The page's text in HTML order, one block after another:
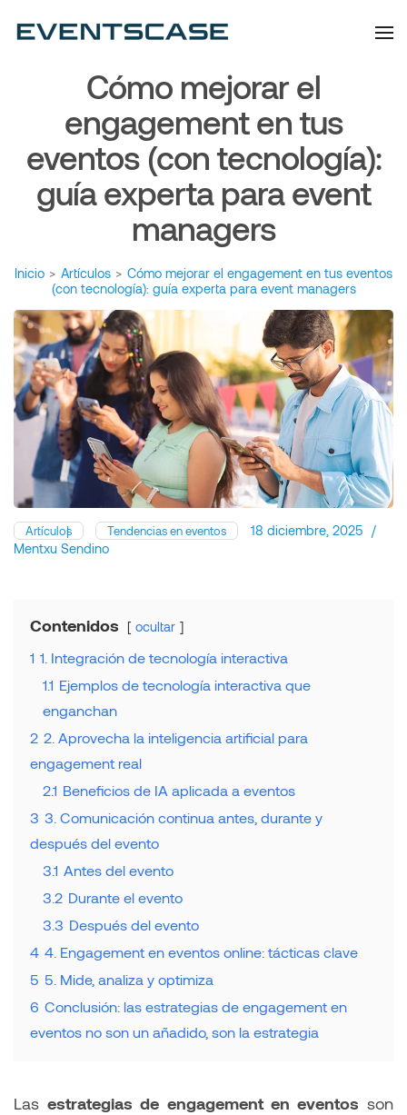
Cómo mejorar el
engagement en tus
eventos (con tecnología):
guía experta para event
managers
Inicio > Artículos > Cómo mejorar el engagement en tus eventos
(con tecnología): guía experta para event managers
Artículos Tendencias en eventos 18 diciembre, 2025
/
Mentxu Sendino
Contenidos ocultar
1 1. Integración de tecnología interactiva
1.1 Ejemplos de tecnología interactiva que
enganchan
2 2. Aprovecha la inteligencia artificial para
engagement real
2.1 Beneficios de IA aplicada a eventos
3 3. Comunicación continua antes, durante y
después del evento
3.1 Antes del evento
3.2 Durante el evento
3.3 Después del evento
4 4. Engagement en eventos online: tácticas clave
5 5. Mide, analiza y optimiza
6 Conclusión: las estrategias de engagement en
eventos no son un añadido, son la estrategia
Lasestrategias de engagement en eventos son